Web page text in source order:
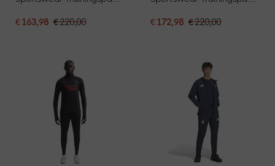
€ 163,98 € 220,00
€ 172,98 € 220,00